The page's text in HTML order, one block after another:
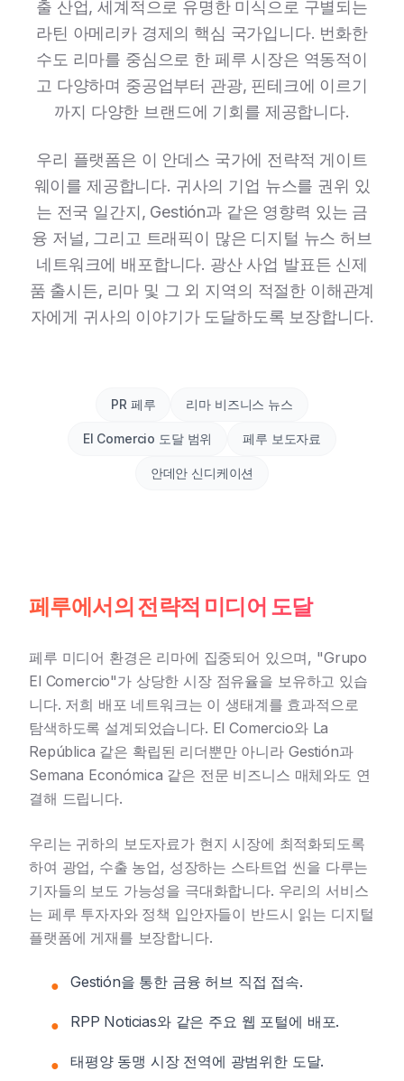
출 산업, 세계적으로 유명한 미식으로 구별되는
라틴 아메리카 경제의 핵심 국가입니다. 번화한
수도 리마를 중심으로 한 페루 시장은 역동적이
고 다양하며 중공업부터 관광, 핀테크에 이르기
까지 다양한 브랜드에 기회를 제공합니다.
우리 플랫폼은 이 안데스 국가에 전략적 게이트
웨이를 제공합니다. 귀사의 기업 뉴스를 권위 있
는 전국 일간지, Gestión과 같은 영향력 있는 금
융 저널, 그리고 트래픽이 많은 디지털 뉴스 허브
네트워크에 배포합니다. 광산 사업 발표든 신제
품 출시든, 리마 및 그 외 지역의 적절한 이해관계
자에게 귀사의 이야기가 도달하도록 보장합니다.
PR 페루 리마 비즈니스 뉴스
El Comercio 도달 범위 페루 보도자료
안데안 신디케이션
페루에서의 전략적 미디어 도달
페루 미디어 환경은 리마에 집중되어 있으며, "Grupo
El Comercio"가 상당한 시장 점유율을 보유하고 있습
니다. 저희 배포 네트워크는 이 생태계를 효과적으로
탐색하도록 설계되었습니다. El Comercio와 La
República 같은 확립된 리더뿐만 아니라 Gestión과
Semana Económica 같은 전문 비즈니스 매체와도 연
결해 드립니다.
우리는 귀하의 보도자료가 현지 시장에 최적화되도록
하여 광업, 수출 농업, 성장하는 스타트업 씬을 다루는
기자들의 보도 가능성을 극대화합니다. 우리의 서비스
는 페루 투자자와 정책 입안자들이 반드시 읽는 디지털
플랫폼에 게재를 보장합니다.
● Gestión을 통한 금융 허브 직접 접속.
● RPP Noticias와 같은 주요 웹 포털에 배포.
● 태평양 동맹 시장 전역에 광범위한 도달.